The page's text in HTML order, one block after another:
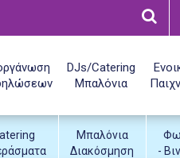
Μπαλόνια
Διακόσμηση
-
DJs/Catering
Μπαλόνια